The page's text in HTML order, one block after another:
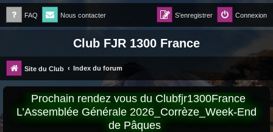
FAQ Nous contacter Connexion
S’enregistrer
Club FJR 1300 France
Site du Club Index du forum
Prochain rendez vous du Clubfjr1300France
L’Assemblée Générale 2026_Corrèze_Week-End
de Pâques